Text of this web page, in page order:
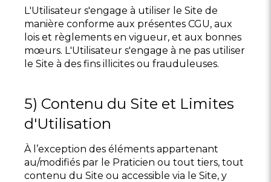
L'Utilisateur s'engage à utiliser le Site de
manière conforme aux présentes CGU, aux
lois et règlements en vigueur, et aux bonnes
mœurs. L'Utilisateur s'engage à ne pas utiliser
le Site à des fins illicites ou frauduleuses.
5) Contenu du Site et Limites
d'Utilisation
À l’exception des éléments appartenant
au/modifiés par le Praticien ou tout tiers, tout
contenu du Site ou accessible via le Site, y